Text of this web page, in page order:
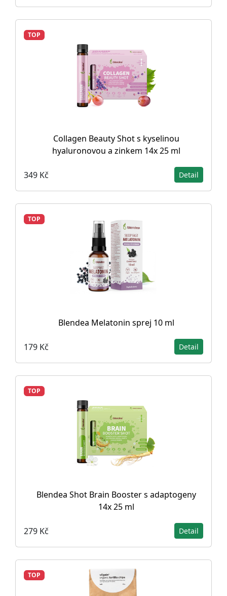
TOP
Collagen Beauty Shot s kyselinou
hyaluronovou a zinkem 14x 25 ml
349 Kč Detail
TOP
Blendea Melatonin sprej 10 ml
179 Kč Detail
TOP
Blendea Shot Brain Booster s adaptogeny
14x 25 ml
279 Kč Detail
TOP